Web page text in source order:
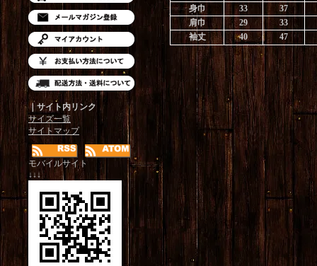
｜サイト内リンク
サイズ一覧
サイトマップ
モバイルサイト
↓↓↓
身巾
33
37
肩巾
29
33
袖丈
40 47